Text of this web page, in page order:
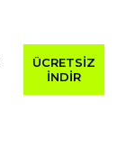
ÜCRETSİZ
İNDİR